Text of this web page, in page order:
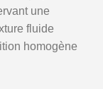
une
fluide
homogène